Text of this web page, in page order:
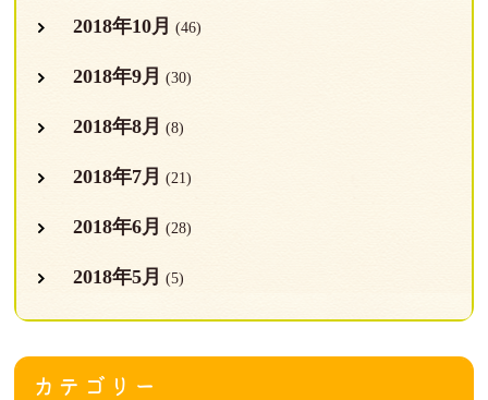
2018年10月 (46)
2018年9月 (30)
2018年8月 (8)
2018年7月 (21)
2018年6月 (28)
2018年5月 (5)
カテゴリー